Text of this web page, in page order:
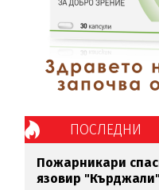
ПОСЛЕДНИ
Пожарникари
язовир